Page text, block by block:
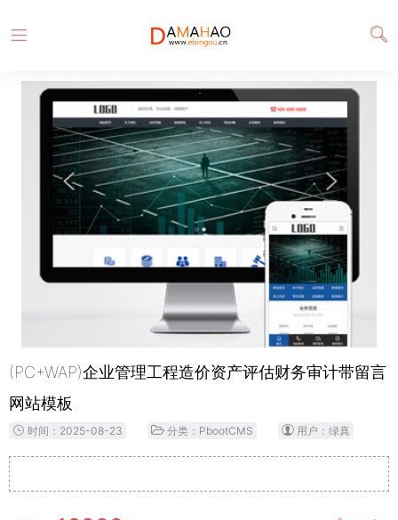
(PC+WAP)企业管理工程造价资产评估财务审计带留言
网站模板
时间：2025-08-23 分类：PbootCMS 用户：绿真